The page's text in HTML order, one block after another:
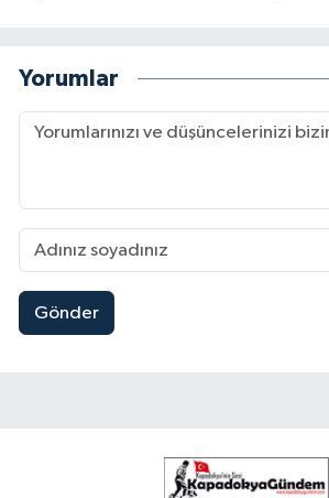
Yorumlar
Gönder